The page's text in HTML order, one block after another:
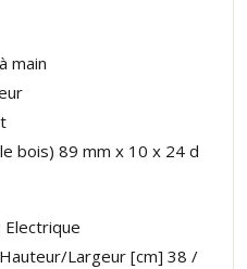
main
bois) 89 mm x 10 x 24 d
Largeur [cm] 38 /